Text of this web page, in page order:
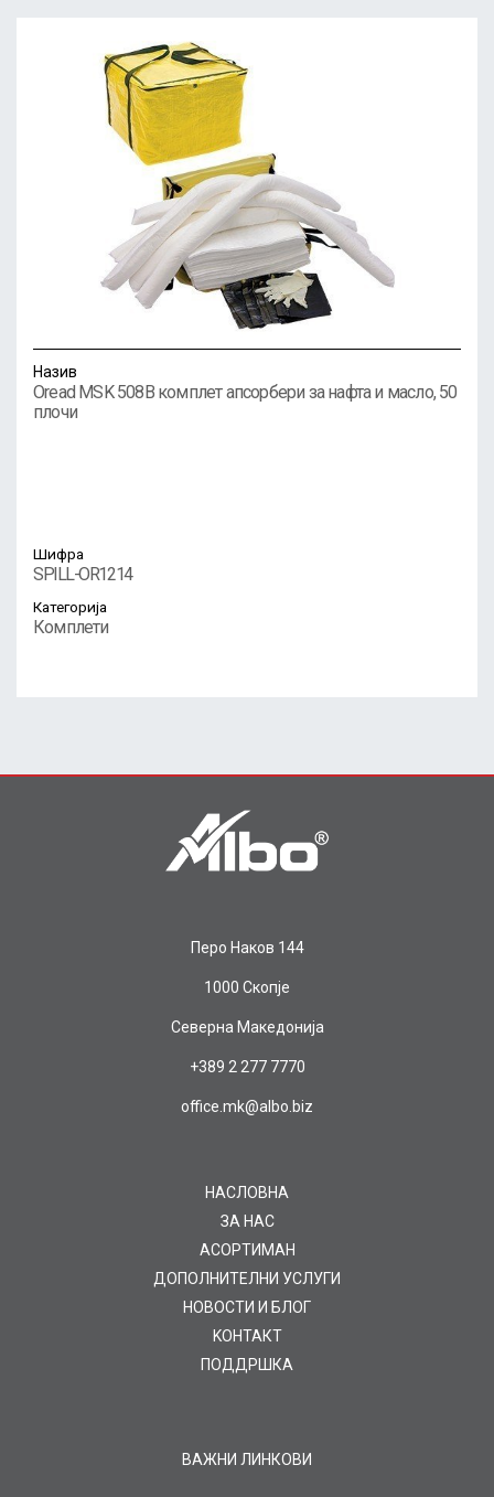
Назив
Oread MSK 508B комплет апсорбери за нафта и масло, 50
плочи
Шифра
SPILL-OR1214
Категорија
Комплети
Перо Наков 144
1000 Скопје
Северна Македонија
+389 2 277 7770
office.mk@albo.biz
НАСЛОВНА
ЗА НАС
AСОРТИМАН
ДОПОЛНИТЕЛНИ УСЛУГИ
НОВОСТИ И БЛОГ
KOНТАКТ
ПОДДРШКА
ВАЖНИ ЛИНКОВИ